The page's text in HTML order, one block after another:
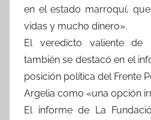
en el estado marroquí,
vidas y mucho dinero».
El veredicto valiente de
también se destacó en el
posición política del Frente
Argelia como «una opción
El informe de La